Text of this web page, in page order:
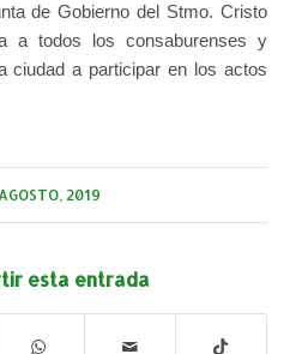
de Gobierno del Stmo. Cristo
a todos los consaburenses y
ciudad a participar en los actos
2019
esta entrada